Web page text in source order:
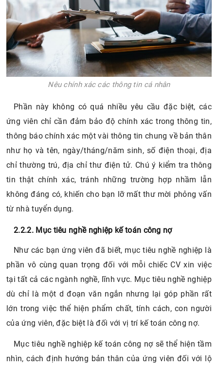
Nêu chính xác các thông tin cá nhân
Phần này không có quá nhiều yêu cầu đặc biệt, các
ứng viên chỉ cần đảm bảo độ chính xác trong thông tin,
thông báo chính xác một vài thông tin chung về bản thân
như họ và tên, ngày/tháng/năm sinh, số điện thoại, địa
chỉ thường trú, địa chỉ thư điện tử. Chú ý kiểm tra thông
tin thật chính xác, tránh những trường hợp nhầm lẫn
không đáng có, khiến cho bạn lỡ mất thư mời phỏng vấn
từ nhà tuyển dụng.
2.2.2. Mục tiêu nghề nghiệp kế toán công nợ
Như các bạn ứng viên đã biết, mục tiêu nghề nghiệp là
phần vô cùng quan trọng đối với mỗi chiếc CV xin việc
tại tất cả các ngành nghề, lĩnh vực. Mục tiêu nghề nghiệp
dù chỉ là một d đoạn văn ngắn nhưng lại góp phần rất
lớn trong việc thể hiện phẩm chất, tính cách, con người
của ứng viên, đặc biệt là đối với vị trí kế toán công nợ.
Mục tiêu nghề nghiệp kế toán công nợ sẽ thể hiện tầm
nhìn, cách định hướng bản thân của ứng viên đối với lộ